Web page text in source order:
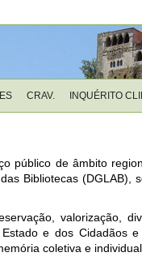
CRAV. INQUÉRITO
público de âmbito
Bibliotecas
valorização,
e dos Cidadãos
coletiva e individual.